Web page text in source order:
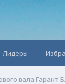
Лидеры
вала Гарант